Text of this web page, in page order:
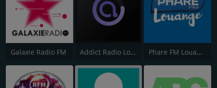
Galaxie Radio FM Addict Radio Lounge Phare FM Louange